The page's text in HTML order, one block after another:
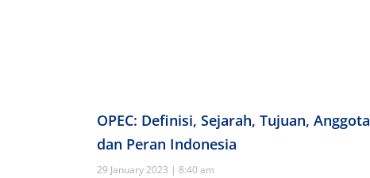
OPEC: Definisi, Sejarah, Tujuan, Anggota
dan Peran Indonesia
29 January 2023
8:40 am